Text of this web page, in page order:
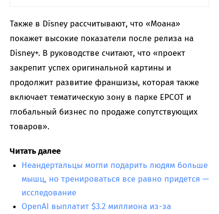
Также в Disney рассчитывают, что «Моана»
покажет высокие показатели после релиза на
Disney+. В руководстве считают, что «проект
закрепит успех оригинальной картины и
продолжит развитие франшизы, которая также
включает тематическую зону в парке EPCOT и
глобальный бизнес по продаже сопутствующих
товаров».
Читать далее
Неандертальцы могли подарить людям больше
мышц, но тренироваться все равно придется —
исследование
OpenAI выплатит $3.2 миллиона из-за